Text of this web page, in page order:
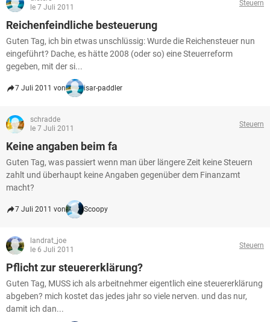
le 7 Juli 2011
Steuern
Reichenfeindliche besteuerung
Guten Tag, ich bin etwas unschlüssig: Wurde die Reichensteuer nun
eingeführt? Dache, es hätte 2008 (oder so) eine Steuerreform
gegeben, mit der si...
7 Juli 2011 von isar-paddler
schradde
le 7 Juli 2011
Steuern
Keine angaben beim fa
Guten Tag, was passiert wenn man über längere Zeit keine Steuern
zahlt und überhaupt keine Angaben gegenüber dem Finanzamt
macht?
7 Juli 2011 von Scoopy
landrat_joe
le 6 Juli 2011
Steuern
Pflicht zur steuererklärung?
Guten Tag, MUSS ich als arbeitnehmer eigentlich eine steuererklärung
abgeben? mich kostet das jedes jahr so viele nerven. und das nur,
damit ich dan...